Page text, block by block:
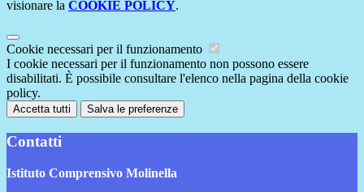
visionare la COOKIE POLICY.
Cookie necessari per il funzionamento
I cookie necessari per il funzionamento non possono essere
disabilitati. È possibile consultare l'elenco nella pagina della cookie
policy.
Accetta tutti Salva le preferenze
Contatti
Istituto Comprensivo Molinella